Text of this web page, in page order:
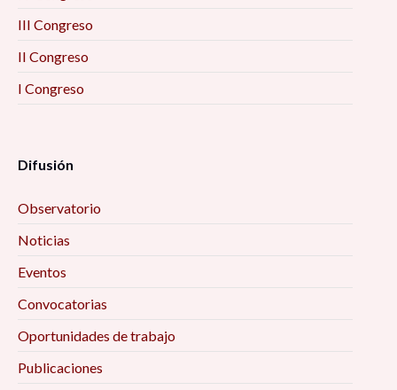
III Congreso
II Congreso
I Congreso
Difusión
Observatorio
Noticias
Eventos
Convocatorias
Oportunidades de trabajo
Publicaciones